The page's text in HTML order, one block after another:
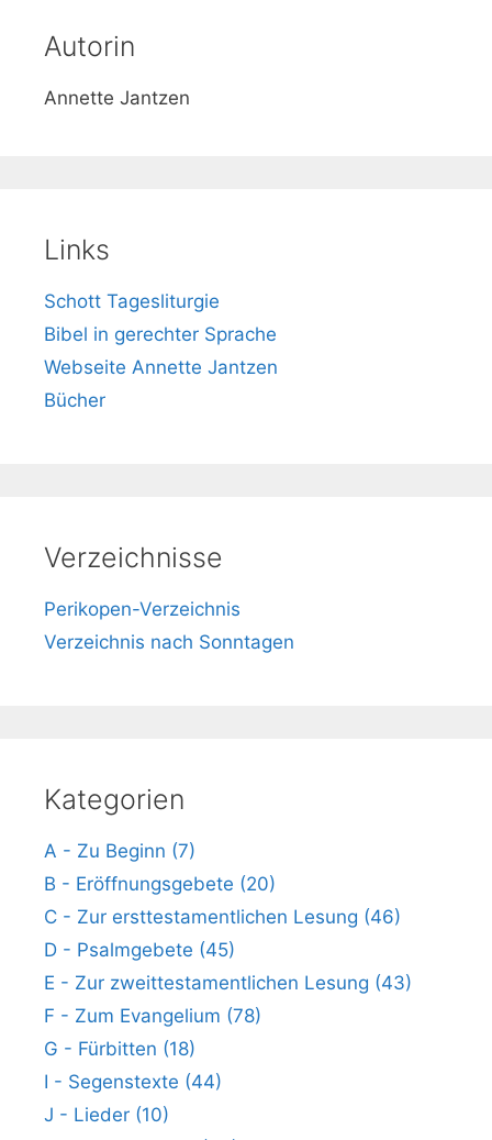
Autorin
Annette Jantzen
Links
Schott Tagesliturgie
Bibel in gerechter Sprache
Webseite Annette Jantzen
Bücher
Verzeichnisse
Perikopen-Verzeichnis
Verzeichnis nach Sonntagen
Kategorien
A - Zu Beginn (7)
B - Eröffnungsgebete (20)
C - Zur ersttestamentlichen Lesung (46)
D - Psalmgebete (45)
E - Zur zweittestamentlichen Lesung (43)
F - Zum Evangelium (78)
G - Fürbitten (18)
I - Segenstexte (44)
J - Lieder (10)